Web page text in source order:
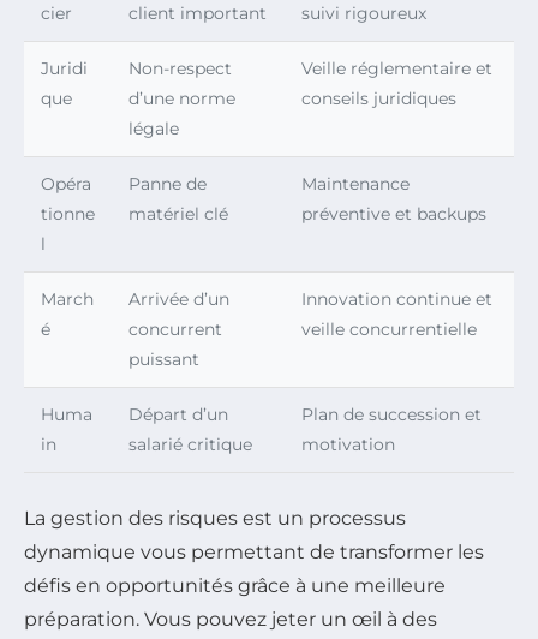
cier
client important
suivi rigoureux
Juridi
que
Non-respect
d’une norme
légale
Veille réglementaire et
conseils juridiques
Opéra
tionne
l
Panne de
matériel clé
Maintenance
préventive et backups
March
é
Arrivée d’un
concurrent
puissant
Innovation continue et
veille concurrentielle
Huma
in
Départ d’un
salarié critique
Plan de succession et
motivation
La gestion des risques est un processus
dynamique vous permettant de transformer les
défis en opportunités grâce à une meilleure
préparation. Vous pouvez jeter un œil à des